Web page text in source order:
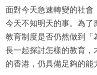
面對今天急速轉變的社會
今天不知明天的事。為了
教育制度是否仍然做到「
長一起探討怎樣的教育，
的香港，仍具備足夠的能